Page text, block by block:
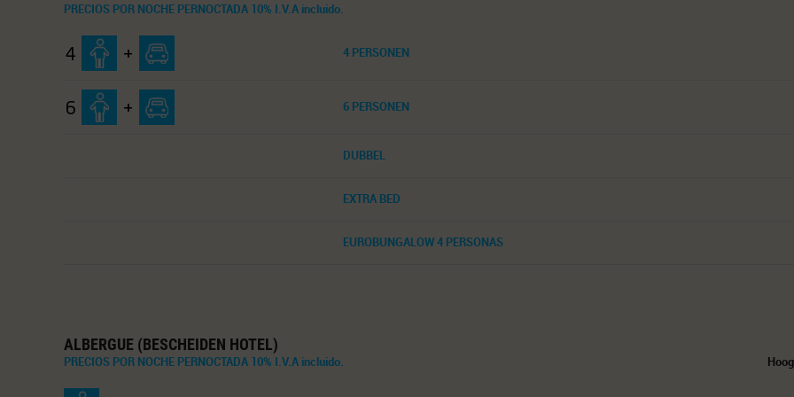
PRECIOS POR NOCHE PERNOCTADA 10% I.V.A incluido.
4 + 4 PERSONEN
6 + 6 PERSONEN
DUBBEL
EXTRA BED
EUROBUNGALOW 4 PERSONAS
ALBERGUE (BESCHEIDEN HOTEL)
PRECIOS POR NOCHE PERNOCTADA 10% I.V.A incluido.